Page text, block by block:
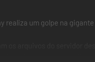
realiza um golpe na
levam a gangue